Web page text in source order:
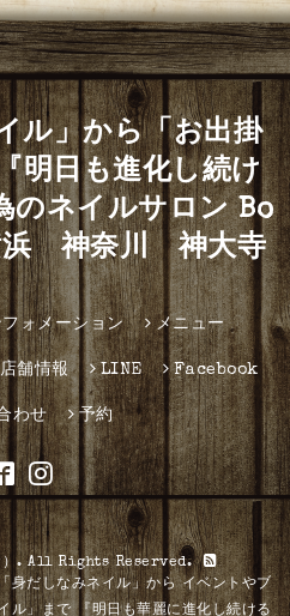
ル」から「お出掛
明日も進化し続け
のネイルサロン Bo
浜 神奈川 神大寺
ォメーション メニュー
店舗情報 LINE Facebook
わせ 予約
. All Rights Reserved.
身だしなみネイル」から イベントやブ
ル」まで 『明日も華麗に進化し続ける